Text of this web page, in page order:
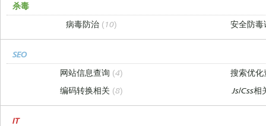
杀毒
病毒防治 (10) 安全防
SEO
网站信息查询 (4)
搜索优
编码转换相关 (8) Js/Css
IT